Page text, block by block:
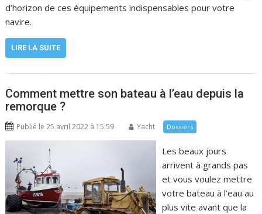
d’horizon de ces équipements indispensables pour votre
navire.
LIRE LA SUITE
Comment mettre son bateau à l’eau depuis la
remorque ?
Publié le 25 avril 2022 à 15:59 Yacht Dossiers
Les beaux jours
arrivent à grands pas
et vous voulez mettre
votre bateau à l’eau au
plus vite avant que la